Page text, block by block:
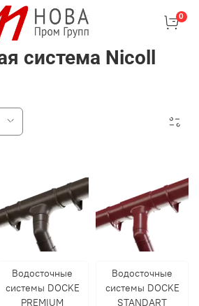
0
система Nicoll
Водосточные
системы DOCKE
PREMIUM
Водосточные
системы DOCKE
STANDART